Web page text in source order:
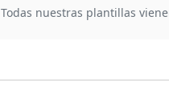
Todas nuestras plantillas